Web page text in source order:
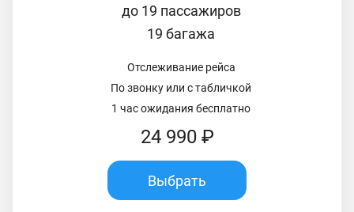
до 19 пассажиров
19 багажа
Отслеживание рейса
По звонку или с табличкой
1 час ожидания бесплатно
24 990 ₽
Выбрать